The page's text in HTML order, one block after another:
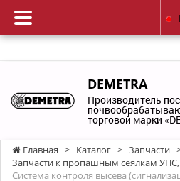
DEMETRA
Производитель
торговой марки
Главная > Каталог > Запчасти
Запчасти к пропашным сеялкам УПС,
Система контроля высева